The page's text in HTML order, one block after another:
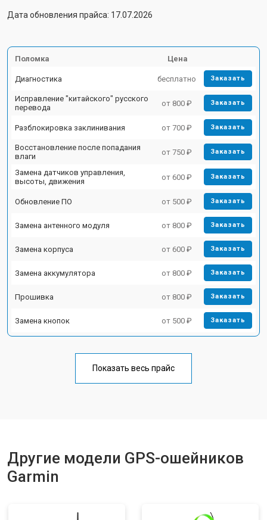
Дата обновления прайса: 17.07.2026
Поломка Цена
Диагностика бесплатно Заказать
Исправление "китайского" русского
перевода
от 800 ₽ Заказать
Разблокировка заклинивания от 700 ₽ Заказать
Восстановление после попадания
влаги
от 750 ₽ Заказать
Замена датчиков управления,
высоты, движения
от 600 ₽ Заказать
Обновление ПО от 500 ₽ Заказать
Замена антенного модуля от 800 ₽ Заказать
Замена корпуса от 600 ₽ Заказать
Замена аккумулятора от 800 ₽ Заказать
Прошивка от 800 ₽ Заказать
Замена кнопок от 500 ₽ Заказать
Показать весь прайс
Другие модели GPS-ошейников
Garmin